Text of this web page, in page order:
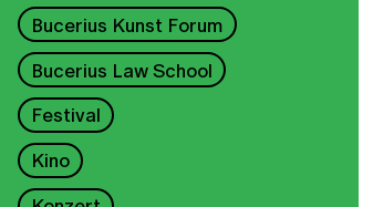
Bucerius Kunst Forum
Bucerius Law School
Festival
Kino